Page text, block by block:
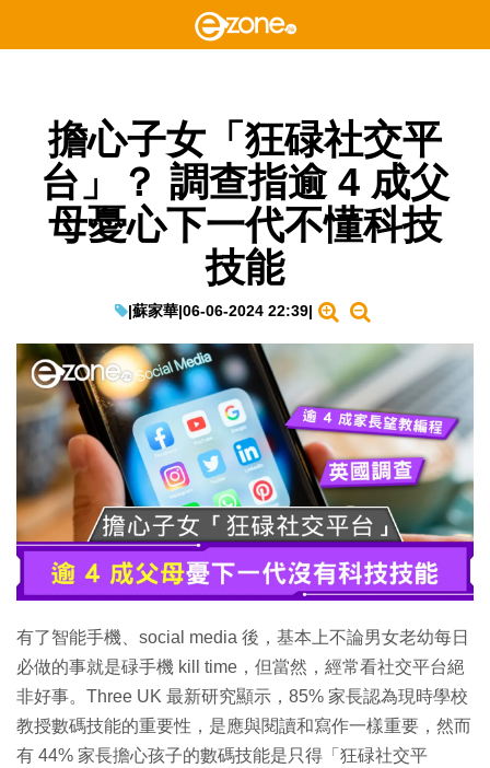
擔心子女「狂碌社交平
台」？ 調查指逾 4 成父
母憂心下一代不懂科技
技能
|蘇家華|06-06-2024 22:39|
有了智能手機、social media 後，基本上不論男女老幼每日
必做的事就是碌手機 kill time，但當然，經常看社交平台絕
非好事。Three UK 最新研究顯示，85% 家長認為現時學校
教授數碼技能的重要性，是應與閱讀和寫作一樣重要，然而
有 44% 家長擔心孩子的數碼技能是只得「狂碌社交平